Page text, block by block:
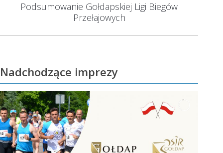
Następny
wpis:
Podsumowanie Gołdapskiej Ligi Biegów
Przełajowych
Nadchodzące imprezy